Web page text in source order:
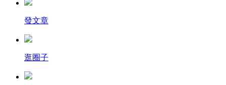
發文章
逛圈子